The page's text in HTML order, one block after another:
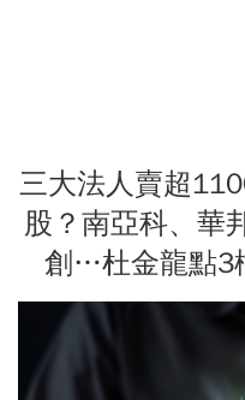
三大法人賣超
股？南亞科、華
創…杜金龍點3